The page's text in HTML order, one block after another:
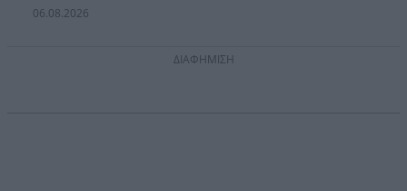
06.08.2026
ΔΙΑΦΗΜΙΣΗ